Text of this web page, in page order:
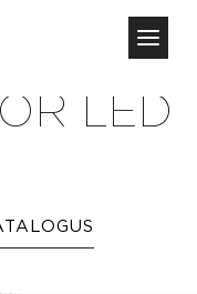
LED